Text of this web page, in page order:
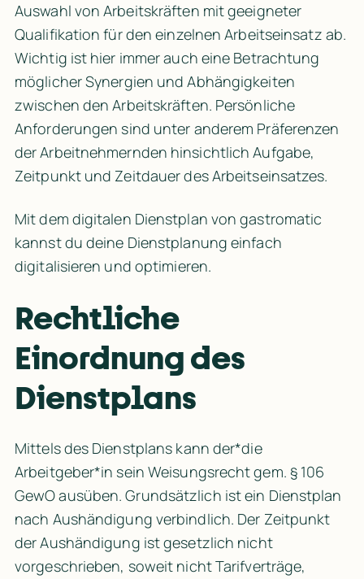
Auswahl von Arbeitskräften mit geeigneter
Qualifikation für den einzelnen Arbeitseinsatz ab.
Wichtig ist hier immer auch eine Betrachtung
möglicher Synergien und Abhängigkeiten
zwischen den Arbeitskräften. Persönliche
Anforderungen sind unter anderem Präferenzen
der Arbeitnehmernden hinsichtlich Aufgabe,
Zeitpunkt und Zeitdauer des Arbeitseinsatzes.
Mit dem digitalen Dienstplan von gastromatic
kannst du deine Dienstplanung einfach
Rechtliche
Einordnung des
Dienstplans
Mittels des Dienstplans kann der*die
Arbeitgeber*in sein Weisungsrecht gem. § 106
GewO ausüben. Grundsätzlich ist ein Dienstplan
nach Aushändigung verbindlich. Der Zeitpunkt
der Aushändigung ist gesetzlich nicht
vorgeschrieben, soweit nicht Tarifverträge,